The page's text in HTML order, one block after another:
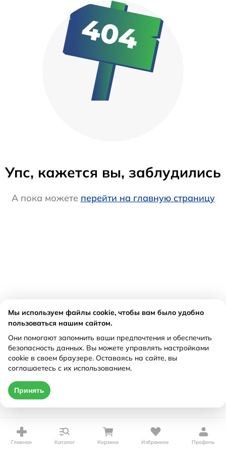
Упс, кажется вы, заблудились
А пока можете перейти на главную страницу
Главная Каталог Корзина Избранное Профиль
Мы используем файлы cookie, чтобы вам было удобно
пользоваться нашим сайтом.
Они помогают запомнить ваши предпочтения и обеспечить
безопасность данных. Вы можете управлять настройками
cookie в своем браузере. Оставаясь на сайте, вы
соглашаетесь с их использованием.
Принять